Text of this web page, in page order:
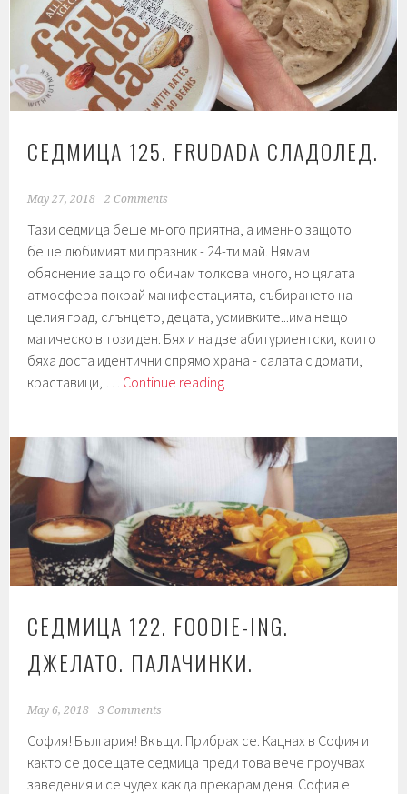
СЕДМИЦА 125. FRUDADA СЛАДОЛЕД.
May 27, 2018 2 Comments
Тази седмица беше много приятна, а именно защото
беше любимият ми празник - 24-ти май. Нямам
обяснение защо го обичам толкова много, но цялата
атмосфера покрай манифестацията, събирането на
целия град, слънцето, децата, усмивките...има нещо
магическо в този ден. Бях и на две абитуриентски, които
бяха доста идентични спрямо храна - салата с домати,
краставици, … Continue readingСедмица
сладолед.
СЕДМИЦА 122. FOODIE-ING.
ДЖЕЛАТО. ПАЛАЧИНКИ.
May 6, 2018 3 Comments
София! България! Вкъщи. Прибрах се. Кацнах в София и
както се досещате седмица преди това вече проучвах
заведения и се чудех как да прекарам деня. София е